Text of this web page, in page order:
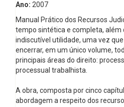
Ano: 2007
Manual Prático dos Recursos
tempo sintética e completa, além
indiscutível utilidade, uma vez
encerrar, em um único volume,
principais áreas do direito:
processual trabalhista.
A obra, composta por cinco
abordagem a respeito dos